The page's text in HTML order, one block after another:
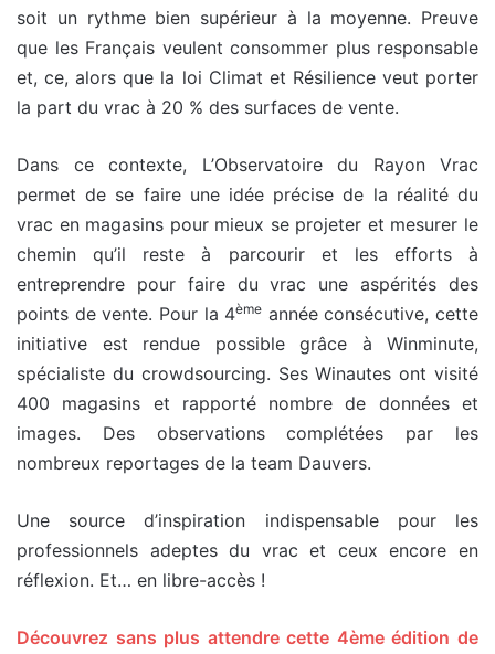
soit un rythme bien supérieur à la moyenne. Preuve
que les Français veulent consommer plus responsable
et, ce, alors que la loi Climat et Résilience veut porter
la part du vrac à 20 % des surfaces de vente.
Dans ce contexte, L’Observatoire du Rayon Vrac
permet de se faire une idée précise de la réalité du
vrac en magasins pour mieux se projeter et mesurer le
chemin qu’il reste à parcourir et les efforts à
entreprendre pour faire du vrac une aspérités des
points de vente. Pour la 4ème année consécutive, cette
initiative est rendue possible grâce à Winminute,
spécialiste du crowdsourcing. Ses Winautes ont visité
400 magasins et rapporté nombre de données et
images. Des observations complétées par les
nombreux reportages de la team Dauvers.
Une source d’inspiration indispensable pour les
professionnels adeptes du vrac et ceux encore en
réflexion. Et… en libre-accès !
Découvrez sans plus attendre cette 4ème édition de